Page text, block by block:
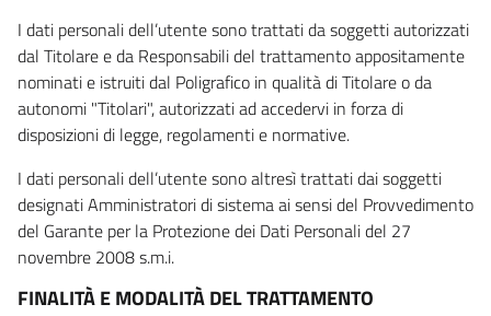
I dati personali dell’utente sono trattati da soggetti autorizzati
dal Titolare e da Responsabili del trattamento appositamente
nominati e istruiti dal Poligrafico in qualità di Titolare o da
autonomi "Titolari", autorizzati ad accedervi in forza di
disposizioni di legge, regolamenti e normative.
I dati personali dell’utente sono altresì trattati dai soggetti
designati Amministratori di sistema ai sensi del Provvedimento
del Garante per la Protezione dei Dati Personali del 27
novembre 2008 s.m.i.
FINALITÀ E MODALITÀ DEL TRATTAMENTO